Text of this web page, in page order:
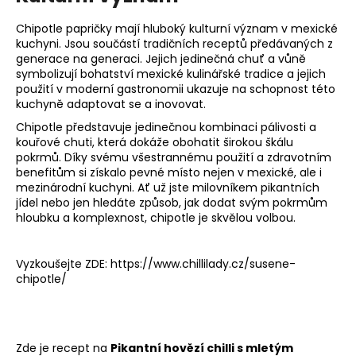
Chipotle papričky mají hluboký kulturní význam v mexické
kuchyni. Jsou součástí tradičních receptů předávaných z
generace na generaci. Jejich jedinečná chuť a vůně
symbolizují bohatství mexické kulinářské tradice a jejich
použití v moderní gastronomii ukazuje na schopnost této
kuchyně adaptovat se a inovovat.
Chipotle představuje jedinečnou kombinaci pálivosti a
kouřové chuti, která dokáže obohatit širokou škálu
pokrmů. Díky svému všestrannému použití a zdravotním
benefitům si získalo pevné místo nejen v mexické, ale i
mezinárodní kuchyni. Ať už jste milovníkem pikantních
jídel nebo jen hledáte způsob, jak dodat svým pokrmům
hloubku a komplexnost, chipotle je skvělou volbou.
Vyzkoušejte ZDE: https://www.chillilady.cz/susene-
chipotle/
Zde je recept na Pikantní hovězí chilli s mletým